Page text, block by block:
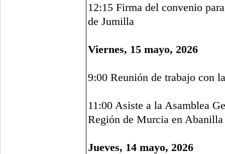
12:15 Firma del convenio
de Jumilla
Viernes, 15 mayo, 2026
9:00 Reunión de trabajo con
11:00 Asiste a la Asamblea
Región de Murcia en Abanilla
Jueves, 14 mayo, 2026